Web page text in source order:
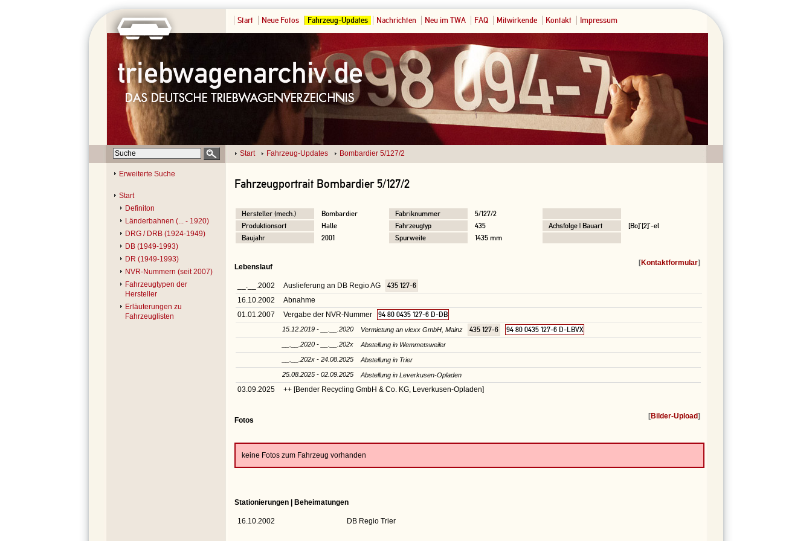
Start Neue Fotos Fahrzeug-Updates Nachrichten Neu im TWA FAQ Mitwirkende Kontakt Impressum
Start Fahrzeug-Updates Bombardier 5/127/2
Erweiterte Suche
Start
Definiton
Länderbahnen (... - 1920)
DRG / DRB (1924-1949)
DB (1949-1993)
DR (1949-1993)
NVR-Nummern (seit 2007)
Fahrzeugtypen der
Hersteller
Erläuterungen zu
Fahrzeuglisten
Fahrzeugportrait Bombardier 5/127/2
Hersteller (mech.) Bombardier Fabriknummer
5/127/2
Produktionsort
Halle Fahrzeugtyp 435 Achsfolge | Bauart
[Bo]'[2]'-el
Baujahr
2001 Spurweite 1435 mm
Lebenslauf [Kontaktformular]
__.__.2002 Auslieferung an DB Regio AG
435 127-6
16.10.2002
Abnahme
01.01.2007
Vergabe der NVR-Nummer 94 80 0435 127-6 D-DB
15.12.2019 - __.__.2020 Vermietung an vlexx GmbH, Mainz 435 127-6 94 80 0435 127-6 D-LBVX
__.__.2020 - __.__.202x
Abstellung in Wemmetsweiler
__.__.202x - 24.08.2025
Abstellung in Trier
25.08.2025 - 02.09.2025
Abstellung in Leverkusen-Opladen
03.09.2025 ++ [Bender Recycling GmbH & Co. KG, Leverkusen-Opladen]
Fotos [Bilder-Upload]
keine Fotos zum Fahrzeug vorhanden
Stationierungen | Beheimatungen
16.10.2002 DB Regio Trier